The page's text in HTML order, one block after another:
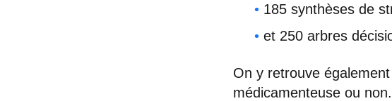
185 synthèses de
et 250 arbres
On y retrouve
médicamenteuse ou non.